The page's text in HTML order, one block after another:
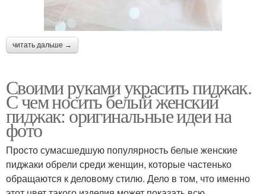
читать дальше →
Своими руками украсить пиджак.
С чем носить белый женский
пиджак: оригинальные идеи на
фото
Просто сумасшедшую популярность белые женские
пиджаки обрели среди женщин, которые частенько
обращаются к деловому стилю. Дело в том, что именно